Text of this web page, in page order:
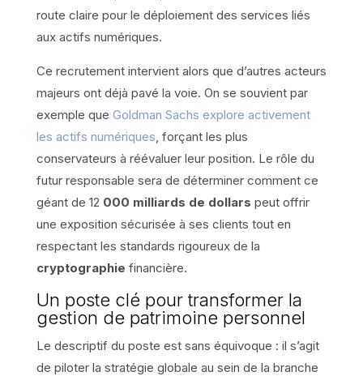
route claire pour le déploiement des services liés
aux actifs numériques.
Ce recrutement intervient alors que d’autres acteurs
majeurs ont déjà pavé la voie. On se souvient par
exemple que Goldman Sachs explore activement
les actifs numériques , forçant les plus
conservateurs à réévaluer leur position. Le rôle du
futur responsable sera de déterminer comment ce
géant de 12 000 milliards de dollars peut offrir
une exposition sécurisée à ses clients tout en
respectant les standards rigoureux de la
cryptographie financière.
Un poste clé pour transformer la
gestion de patrimoine personnel
Le descriptif du poste est sans équivoque : il s’agit
de piloter la stratégie globale au sein de la branche